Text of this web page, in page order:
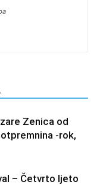
Zenica od
-rok,
– Četvrto ljeto